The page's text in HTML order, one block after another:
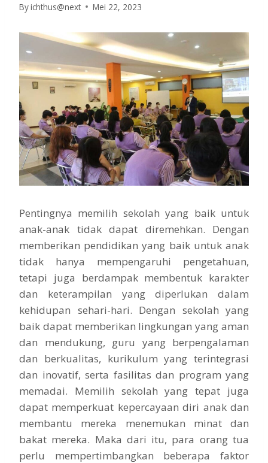
Byichthus@next Mei 22, 2023
Pentingnya memilih sekolah yang baik untuk
anak-anak tidak dapat diremehkan. Dengan
memberikan pendidikan yang baik untuk anak
tidak hanya mempengaruhi pengetahuan,
tetapi juga berdampak membentuk karakter
dan keterampilan yang diperlukan dalam
kehidupan sehari-hari. Dengan sekolah yang
baik dapat memberikan lingkungan yang aman
dan mendukung, guru yang berpengalaman
dan berkualitas, kurikulum yang terintegrasi
dan inovatif, serta fasilitas dan program yang
memadai. Memilih sekolah yang tepat juga
dapat memperkuat kepercayaan diri anak dan
membantu mereka menemukan minat dan
bakat mereka. Maka dari itu, para orang tua
perlu mempertimbangkan beberapa faktor